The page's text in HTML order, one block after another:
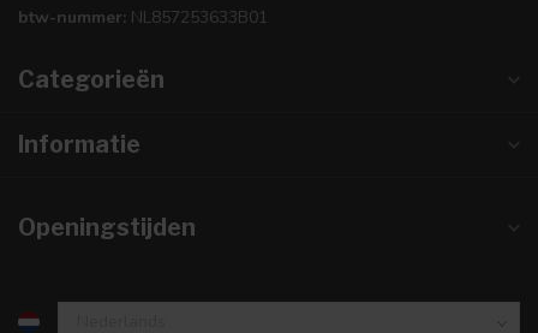
btw-nummer: NL857253633B01
Categorieën
Informatie
Openingstijden